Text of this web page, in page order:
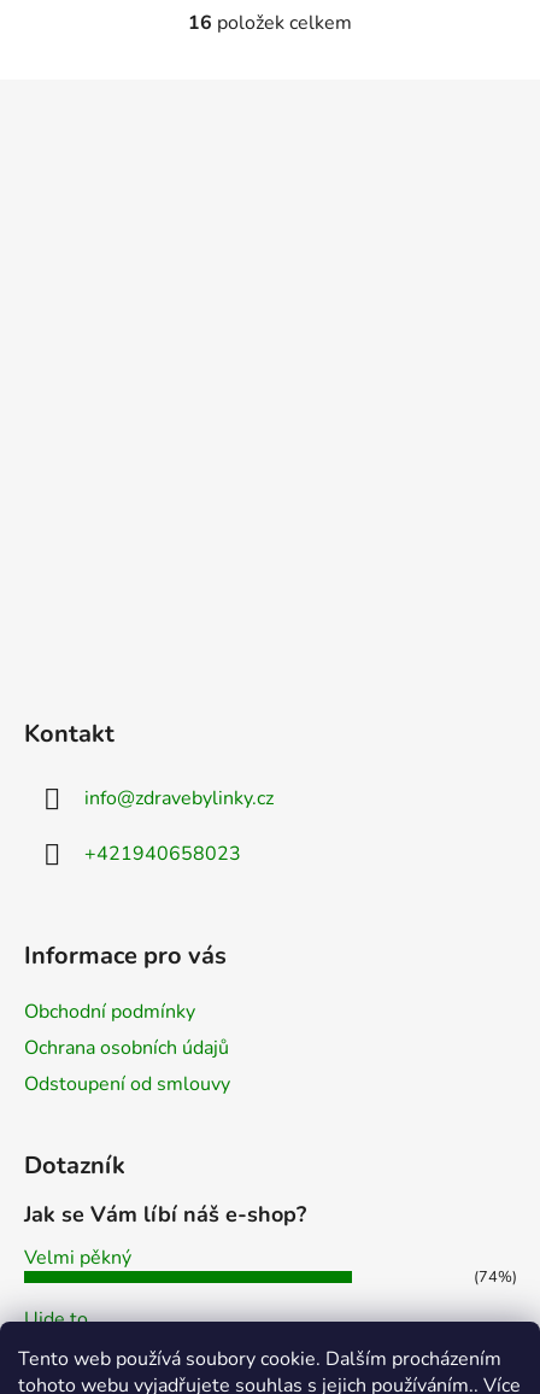
Tento web používá soubory cookie. Dalším procházením
tohoto webu vyjadřujete souhlas s jejich používáním.. Více
O
16 položek celkem
Kontakt
info@zdravebylinky.cz
+421940658023
Informace pro vás
Obchodní podmínky
Ochrana osobních údajů
Odstoupení od smlouvy
Dotazník
Jak se Vám líbí náš e-shop?
Velmi pěkný
(74%)
Ujde to
Nelíbí se mi